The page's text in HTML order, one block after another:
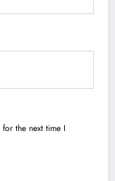
the next time I